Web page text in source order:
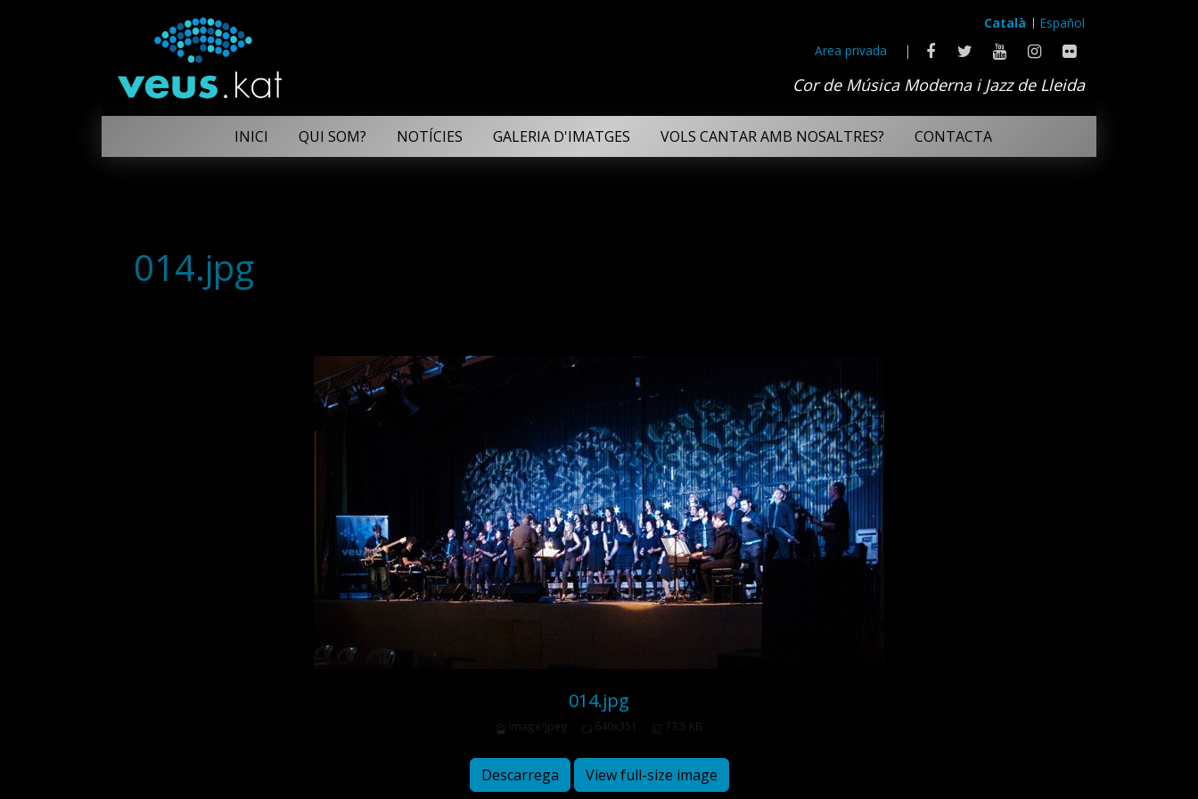
Català
Español
Area privada
|
Cor de Música Moderna i Jazz de Lleida
INICI QUI SOM? NOTÍCIES GALERIA D'IMATGES VOLS CANTAR AMB NOSALTRES? CONTACTA
014.jpg
014.jpg
image/jpeg 640x351 73.5 KB
Descarrega View full-size image